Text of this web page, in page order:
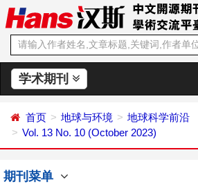
学术期刊
首页 地球与环境
地球科学前沿
Vol. 13 No. 10 (October 2023)
期刊菜单